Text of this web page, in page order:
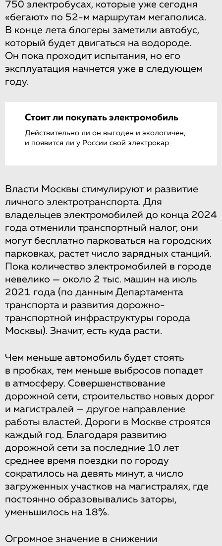
750 электробусах, которые уже сегодня
«бегают» по 52-м маршрутам мегаполиса.
В конце лета блогеры заметили автобус,
который будет двигаться на водороде.
Он пока проходит испытания, но его
эксплуатация начнется уже в следующем
году.
Стоит ли покупать электромобиль
Действительно ли он выгоден и экологичен,
и появится ли у России свой электрокар
Власти Москвы стимулируют и развитие
личного электротранспорта. Для
владельцев электромобилей до конца 2024
года отменили транспортный налог, они
могут бесплатно парковаться на городских
парковках, растет число зарядных станций.
Пока количество электромобилей в городе
невелико — около 2 тыс. машин на июль
2021 года (по данным Департамента
транспорта и развития дорожно-
транспортной инфраструктуры города
Москвы). Значит, есть куда расти.
Чем меньше автомобиль будет стоять
в пробках, тем меньше выбросов попадет
в атмосферу. Совершенствование
дорожной сети, строительство новых дорог
и магистралей — другое направление
работы властей. Дороги в Москве строятся
каждый год. Благодаря развитию
дорожной сети за последние 10 лет
среднее время поездки по городу
сократилось на девять минут, а число
загруженных участков на магистралях, где
постоянно образовывались заторы,
уменьшилось на 18%.
Огромное значение в снижении